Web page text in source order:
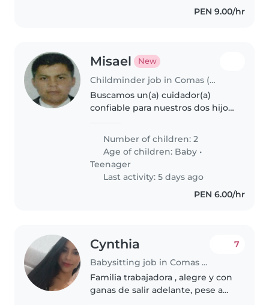
PEN 9.00/hr
Misael New
Childminder job in Comas (Departamento de Lima)
Buscamos un(a) cuidador(a)
confiable para nuestros dos hijos:
no requiere cuidados
.Necesitamos alguien que ayude
con..
Number of children: 2
Age of children: Baby •
Teenager
Last activity: 5 days ago
PEN 6.00/hr
Cynthia
Babysitting job in Comas (Departamento de Lima)
7
Familia trabajadora , alegre y con
ganas de salir adelante, pese a